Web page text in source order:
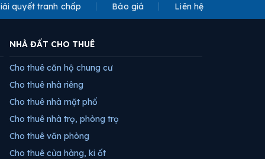
quyết tranh chấp Báo giá Liên hệ
NHÀ ĐẤT CHO THUÊ
Cho thuê căn hộ chung cư
Cho thuê nhà riêng
Cho thuê nhà mặt phố
Cho thuê nhà trọ, phòng trọ
Cho thuê văn phòng
Cho thuê cửa hàng, ki ốt